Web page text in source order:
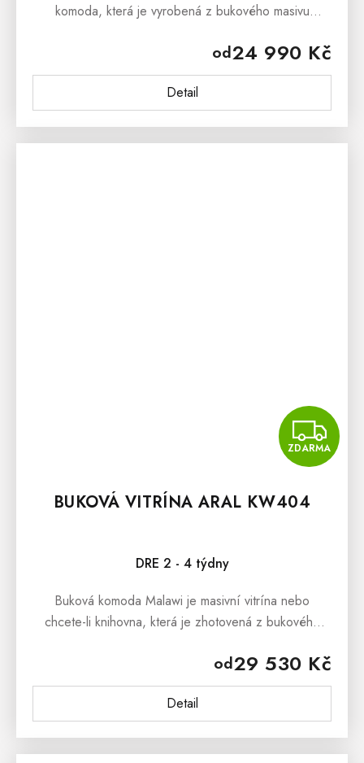
od24 990 Kč
Detail
komoda, která je vyrobená z bukového masivu
množství výhod, kterou ocení nejen...
ZDARMA
BUKOVÁ VITRÍNA ARAL KW404
DRE 2 - 4 týdny
od29 530 Kč
Detail
Buková komoda Malawi je masivní vitrína nebo
chcete-li knihovna, která je zhotovená z bukového
předností, které zhodnotí...